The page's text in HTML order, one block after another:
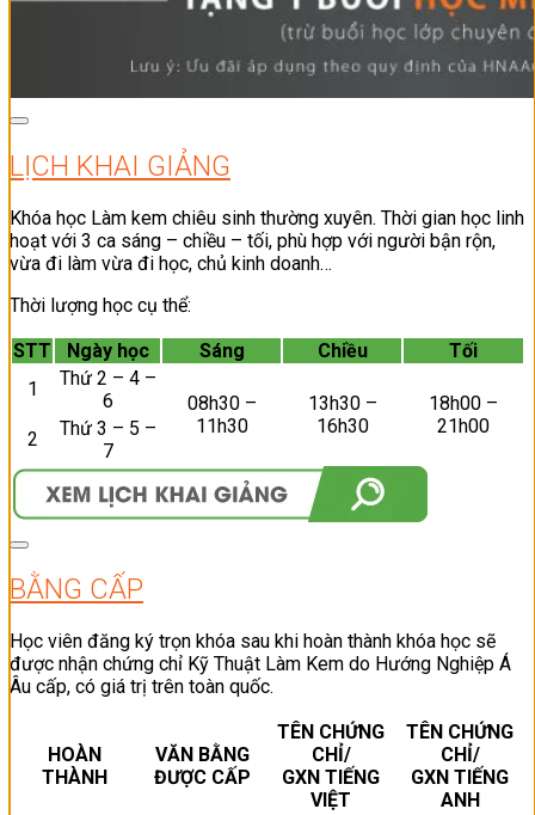
LỊCH KHAI GIẢNG
Khóa học Làm kem chiêu sinh thường xuyên. Thời gian học linh
hoạt với 3 ca sáng – chiều – tối, phù hợp với người bận rộn,
vừa đi làm vừa đi học, chủ kinh doanh…
Thời lượng học cụ thể:
STT
Ngày học Sáng Chiều
Tối
1
Thứ 2 – 4 –
6
08h30 –
11h30
13h30 –
16h30
18h00 –
21h00
2
Thứ 3 – 5 –
7
BẰNG CẤP
Học viên đăng ký trọn khóa sau khi hoàn thành khóa học sẽ
được nhận chứng chỉ Kỹ Thuật Làm Kem do Hướng Nghiệp Á
Âu cấp, có giá trị trên toàn quốc.
HOÀN
THÀNH
VĂN BẰNG
ĐƯỢC CẤP
TÊN CHỨNG
CHỈ/
GXN TIẾNG
VIỆT
TÊN CHỨNG
CHỈ/
GXN TIẾNG
ANH